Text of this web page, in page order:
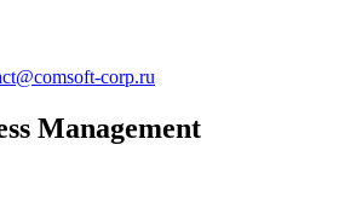
corp.ru
Management